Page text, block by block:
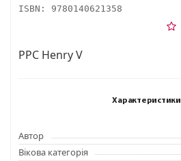
ISBN: 9780140621358
PPC Henry V
Характеристики
Автор
Вікова категорія